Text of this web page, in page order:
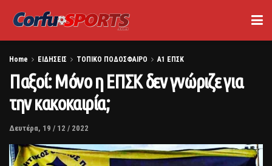
Home ΕΙΔΗΣΕΙΣ ΤΟΠΙΚΟ ΠΟΔΟΣΦΑΙΡΟ Α1 ΕΠΣΚ
Παξοί: Μόνο η ΕΠΣΚ δεν γνώριζε για
την κακοκαιρία;
Δευτέρα, 19 / 12 / 2022